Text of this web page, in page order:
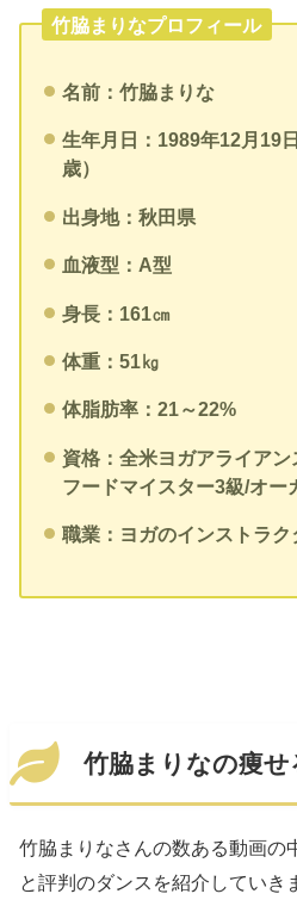
竹脇まりなプロフィール
名前：竹脇まりな
生年月日：1989年12月19
歳）
出身地：秋田県
血液型：A型
身長：161㎝
体重：51㎏
体脂肪率：21～22%
資格：全米ヨガアライア
フードマイスター3級/オー
職業：ヨガのインストラク
竹脇まりなの痩せ
竹脇まりなさんの数ある動画の
と評判のダンスを紹介していき